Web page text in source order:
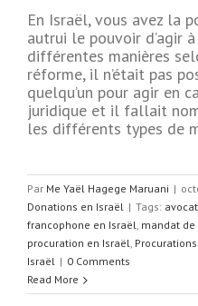
En Israël, vous avez la
autrui le pouvoir d’agir
différentes manières
réforme, il n’était pas
quelqu’un pour agir en
juridique et il fallait
les différents types de
Par Me Yaël Hagege Maruani |
Donations en Israël | Tags:
francophone en Israël, mandat
procuration en Israël,
Israël | 0 Comments
Read More